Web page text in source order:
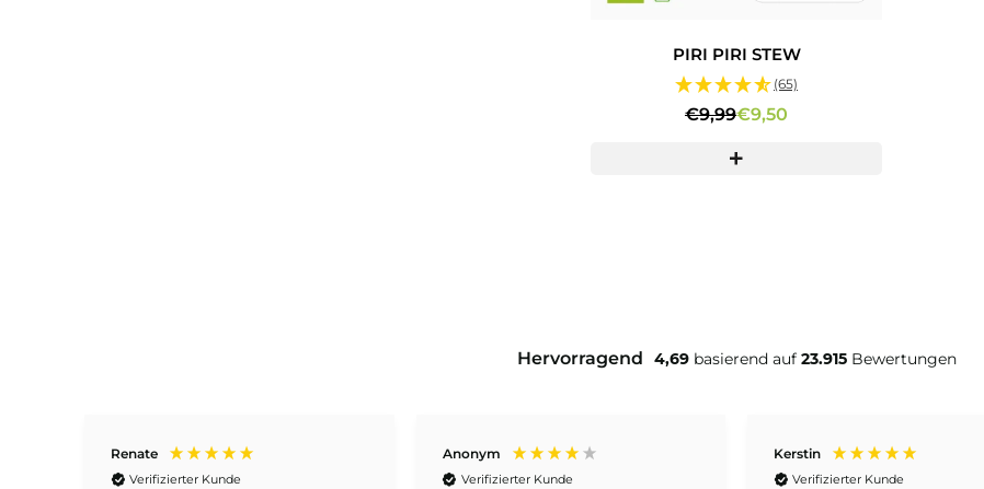
PIRI PIRI STEW
(65)
€9,99€9,50
Hervorragend 4,69 basierend auf 23.915 Bewertungen
Renate
Verifizierter Kunde
Anonym
Verifizierter Kunde
Kerstin
Verifizierter Kunde